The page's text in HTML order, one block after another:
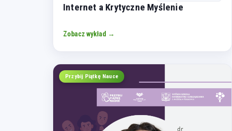
Internet a Krytyczne Myślenie
Zobacz wykład →
Przybij Piątkę Nauce